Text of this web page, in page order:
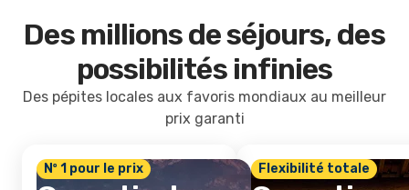
Des millions de séjours, des
possibilités infinies
Des pépites locales aux favoris mondiaux au meilleur
prix garanti
Nº 1 pour le prix Flexibilité totale